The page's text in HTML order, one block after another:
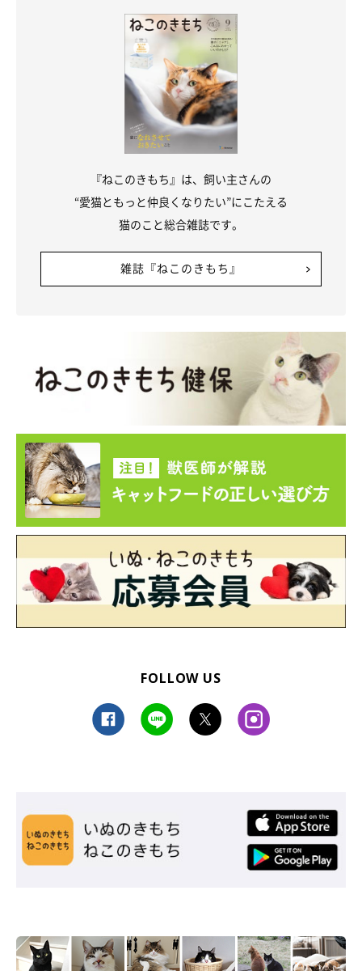
『ねこのきもち』は、飼い主さんの
“愛猫ともっと仲良くなりたい”にこたえる
猫のこと総合雑誌です。
雑誌『ねこのきもち』
FOLLOW US